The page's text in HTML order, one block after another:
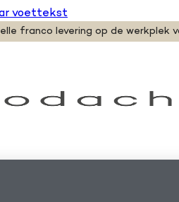
voettekst
franco levering op de werkplek